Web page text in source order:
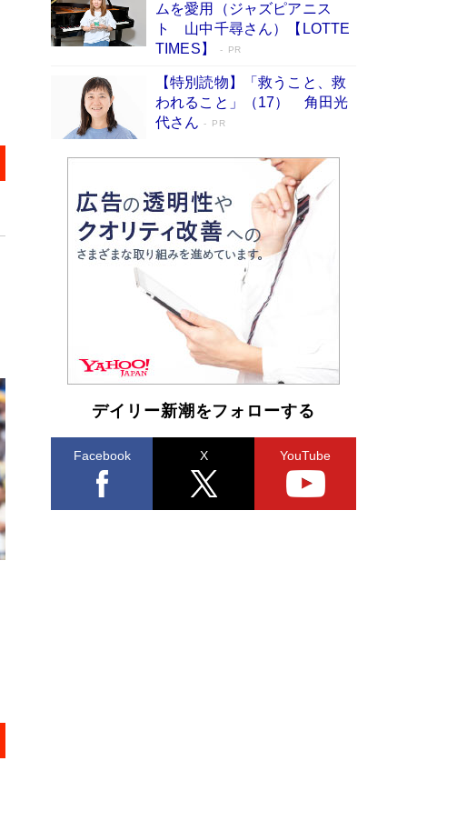
ンガ」も収録
Book Bang
美輪明宏 晩年の回答を集めた『ほほえんで生き
るための人生相談』がランクイン［エンターテイ
メントベストセラー］
Book Bang
「『火垂るの墓』は、大嘘である」原作者が抱き
続けた“自責の念”とは…「自己憐憫は描きたくな
い」監督が徹底的にこだわったこと（後編） #
戦争の記憶
Book Bang
「叱って伸びるやつは、褒めたらもっと伸びる」
俳優・高嶋政伸が家族に教わった“人を育てるコ
ツ”…芸への考え方を明かす
Book Bang
東野圭吾、伊坂幸太郎の人気シリーズ最新作どち
らも文庫化 映画化された直木賞受賞作もランク
イン［文庫ベストセラー］
Book Bang
ムを愛用（ジャズピアニス
ト 山中千尋さん）【LOTTE
TIMES】
PR
【特別読物】「救うこと、救
われること」（17） 角田光
代さん
PR
デイリー新潮をフォローする
Facebook X YouTube